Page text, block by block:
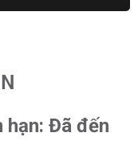
hạn: Đã đến